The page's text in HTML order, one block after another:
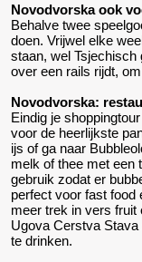
Novodvorska ook
Behalve twee
doen. Vrijwel elke
staan, wel Tsjechisch
over een rails rijdt,
Novodvorska:
Eindig je
voor de heerlijkste
ijs of ga naar
melk of thee met een
gebruik zodat er
perfect voor fast food
meer trek in vers fruit
Ugova Cerstva
te drinken.